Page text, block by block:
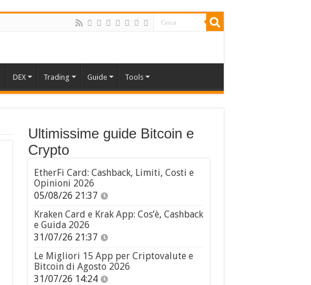
DEX Trading Guide Tools
Ultimissime guide Bitcoin e
Crypto
EtherFi Card: Cashback, Limiti, Costi e
Opinioni 2026
05/08/26 21:37
Kraken Card e Krak App: Cos’è, Cashback
e Guida 2026
31/07/26 21:37
Le Migliori 15 App per Criptovalute e
Bitcoin di Agosto 2026
31/07/26 14:24